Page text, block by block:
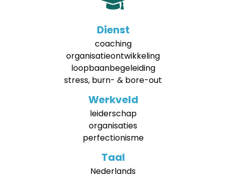
Dienst
coaching
organisatieontwikkeling
loopbaanbegeleiding
stress, burn- & bore-out
Werkveld
leiderschap
organisaties
perfectionisme
Taal
Nederlands